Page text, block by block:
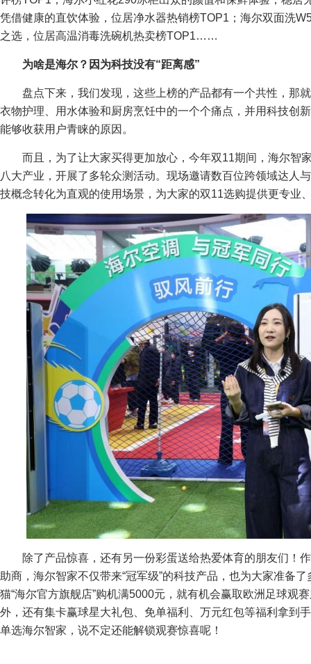
凭借健康的直饮体验，位居净水器热销榜TOP1；海尔双面洗
之选，位居高温消毒洗碗机热卖榜TOP1……
为啥是海尔？因为科技没有“距离感”
盘点下来，我们发现，这些上榜的产品都有一个共性，那
衣物护理、用水体验和厨房烹饪中的一个个痛点，并用科技创
能够收获用户青睐的原因。
而且，为了让大家买得更加放心，今年双11期间，海尔智
八大产业，开展了多轮众测活动。现场邀请数百位跨领域达人
技概念转化为直观的使用场景，为大家的双11选购提供更专业
除了产品惊喜，还有另一份彩蛋送给热爱体育的朋友们！
助商，海尔智家不仅带来“冠军级”的科技产品，也为大家准备
猫“海尔官方旗舰店”购机满5000元，就有机会赢取欧洲足球观
外，还有集卡赢球星大礼包、免单福利、万元红包等福利拿到
单选海尔智家，说不定还能解锁观赛惊喜呢！